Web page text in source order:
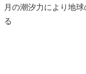
月の潮汐力により地
る